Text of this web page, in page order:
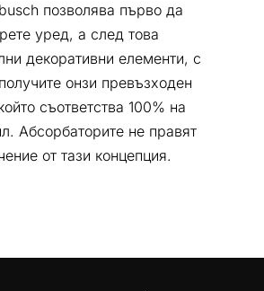
позволява първо да
уред, а след това
декоративни елементи, с
онзи превъзходен
съответства 100% на
Абсорбаторите не правят
от тази концепция.